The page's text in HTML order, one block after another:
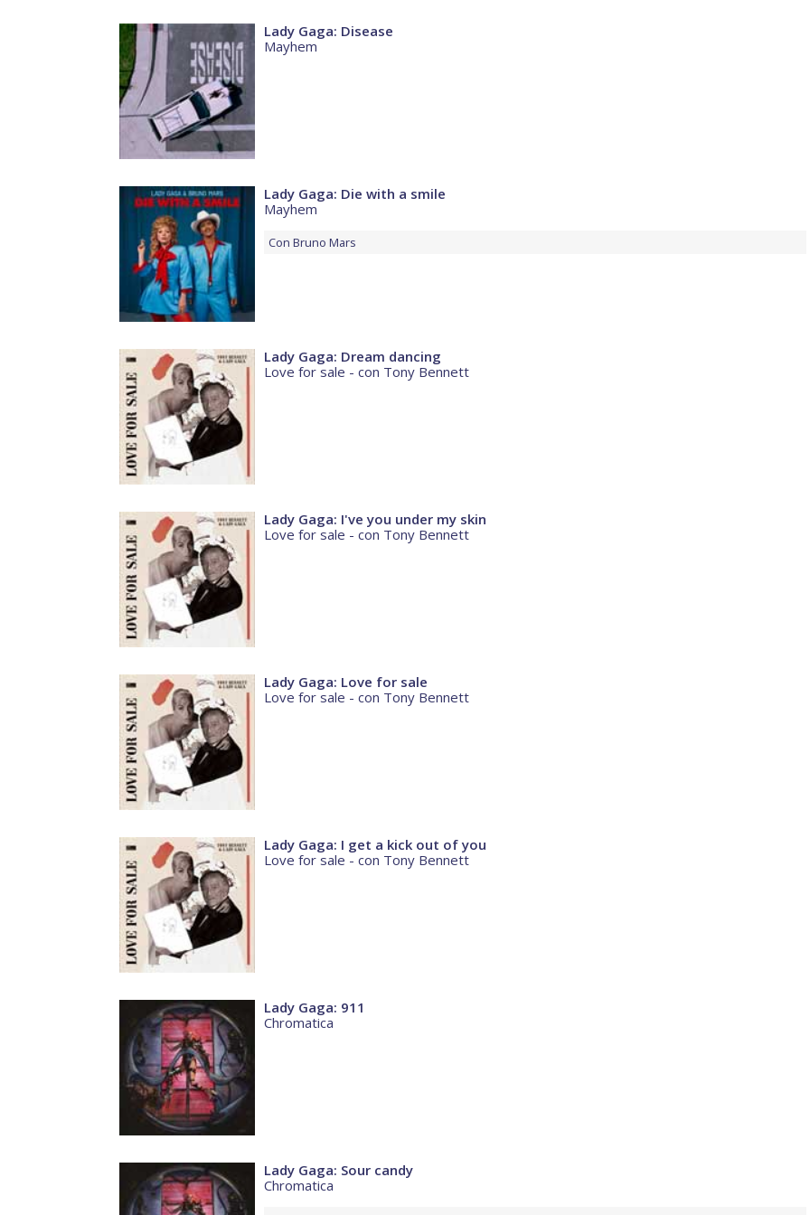
Lady Gaga: Disease
Mayhem
Lady Gaga: Die with a smile
Mayhem
Con Bruno Mars
Lady Gaga: Dream dancing
Love for sale - con Tony Bennett
Lady Gaga: I've you under my skin
Love for sale - con Tony Bennett
Lady Gaga: Love for sale
Love for sale - con Tony Bennett
Lady Gaga: I get a kick out of you
Love for sale - con Tony Bennett
Lady Gaga: 911
Chromatica
Lady Gaga: Sour candy
Chromatica